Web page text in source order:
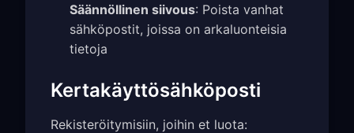
Säännöllinen siivous: Poista vanhat
sähköpostit, joissa on arkaluonteisia
tietoja
Kertakäyttösähköposti
Rekisteröitymisiin, joihin et luota: